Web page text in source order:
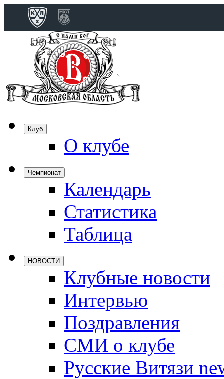
Клуб
О клубе
Чемпионат
Календарь
Статистика
Таблица
НОВОСТИ
Клубные новости
Интервью
Поздравления
СМИ о клубе
Русские Витязи